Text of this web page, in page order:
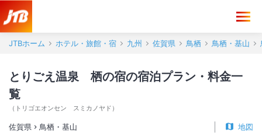
JTBホーム ホテル・旅館・宿 九州 佐賀県 鳥栖 鳥栖・基山
とりごえ温泉 栖の宿の宿泊プラン・料金一
覧
（ トリゴエオンセン スミカノヤド ）
佐賀県 鳥栖・基山 地図